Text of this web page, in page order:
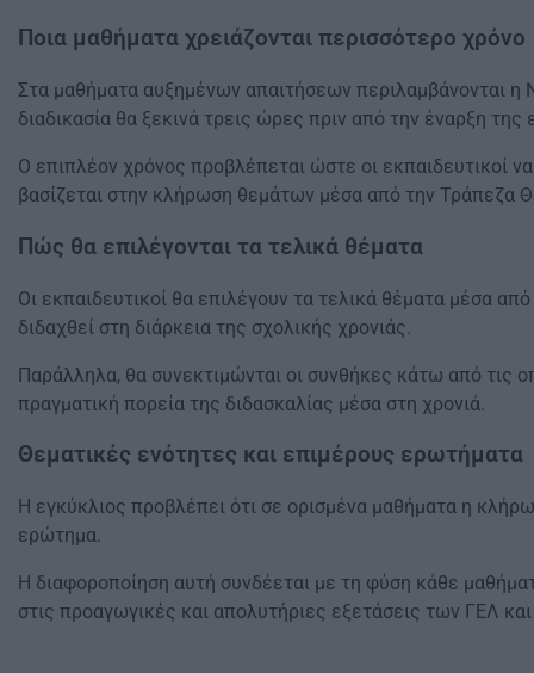
Ποια μαθήματα χρειάζονται περισσότερο χρόνο
Στα μαθήματα αυξημένων απαιτήσεων περιλαμβάνονται η
διαδικασία θα ξεκινά τρεις ώρες πριν από την έναρξη της
Ο επιπλέον χρόνος προβλέπεται ώστε οι εκπαιδευτικοί
βασίζεται στην κλήρωση θεμάτων μέσα από την Τράπεζα
Πώς θα επιλέγονται τα τελικά θέματα
Οι εκπαιδευτικοί θα επιλέγουν τα τελικά θέματα μέσα
διδαχθεί στη διάρκεια της σχολικής χρονιάς.
Παράλληλα, θα συνεκτιμώνται οι συνθήκες κάτω από τις
πραγματική πορεία της διδασκαλίας μέσα στη χρονιά.
Θεματικές ενότητες και επιμέρους ερωτήματα
Η εγκύκλιος προβλέπει ότι σε ορισμένα μαθήματα η
ερώτημα.
Η διαφοροποίηση αυτή συνδέεται με τη φύση κάθε
στις προαγωγικές και απολυτήριες εξετάσεις των ΓΕΛ